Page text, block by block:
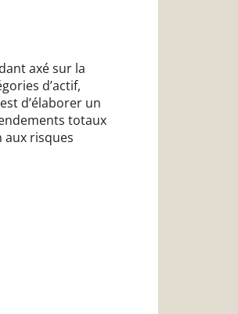
axé sur la
d’actif,
d’élaborer un
totaux
aux risques